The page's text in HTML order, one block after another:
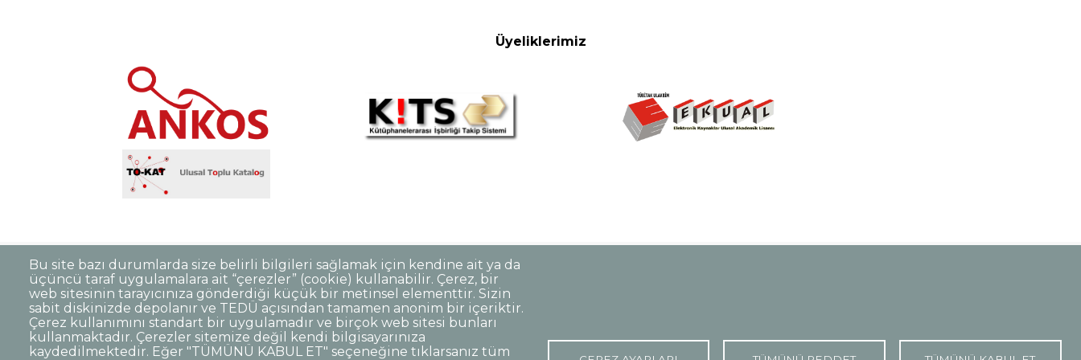
Üyeliklerimiz
Bu site bazı durumlarda size belirli bilgileri sağlamak için kendine ait ya da
üçüncü taraf uygulamalara ait “çerezler” (cookie) kullanabilir. Çerez, bir
web sitesinin tarayıcınıza gönderdiği küçük bir metinsel elementtir. Sizin
sabit diskinizde depolanır ve TEDÜ açısından tamamen anonim bir içeriktir.
Çerez kullanımını standart bir uygulamadır ve birçok web sitesi bunları
kullanmaktadır. Çerezler sitemize değil kendi bilgisayarınıza
kaydedilmektedir. Eğer "TÜMÜNÜ KABUL ET" seçeneğine tıklarsanız tüm
Dipnot
Sıkça Sorulan Sorular Kişisel Verilerin Korunması Gizlilik Politikası
Kurumsal Kimlik
© TED Üniversitesi. Ziya Gökalp Caddesi No:48 06420, Kolej Çankaya ANKARA